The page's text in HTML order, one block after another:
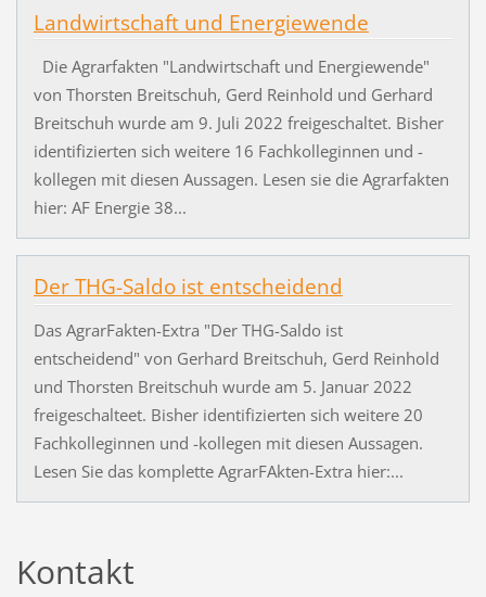
Landwirtschaft und Energiewende
Die Agrarfakten "Landwirtschaft und Energiewende"
von Thorsten Breitschuh, Gerd Reinhold und Gerhard
Breitschuh wurde am 9. Juli 2022 freigeschaltet. Bisher
identifizierten sich weitere 16 Fachkolleginnen und -
kollegen mit diesen Aussagen. Lesen sie die Agrarfakten
hier: AF Energie 38...
Der THG-Saldo ist entscheidend
Das AgrarFakten-Extra "Der THG-Saldo ist
entscheidend" von Gerhard Breitschuh, Gerd Reinhold
und Thorsten Breitschuh wurde am 5. Januar 2022
freigeschalteet. Bisher identifizierten sich weitere 20
Fachkolleginnen und -kollegen mit diesen Aussagen.
Lesen Sie das komplette AgrarFAkten-Extra hier:...
Kontakt